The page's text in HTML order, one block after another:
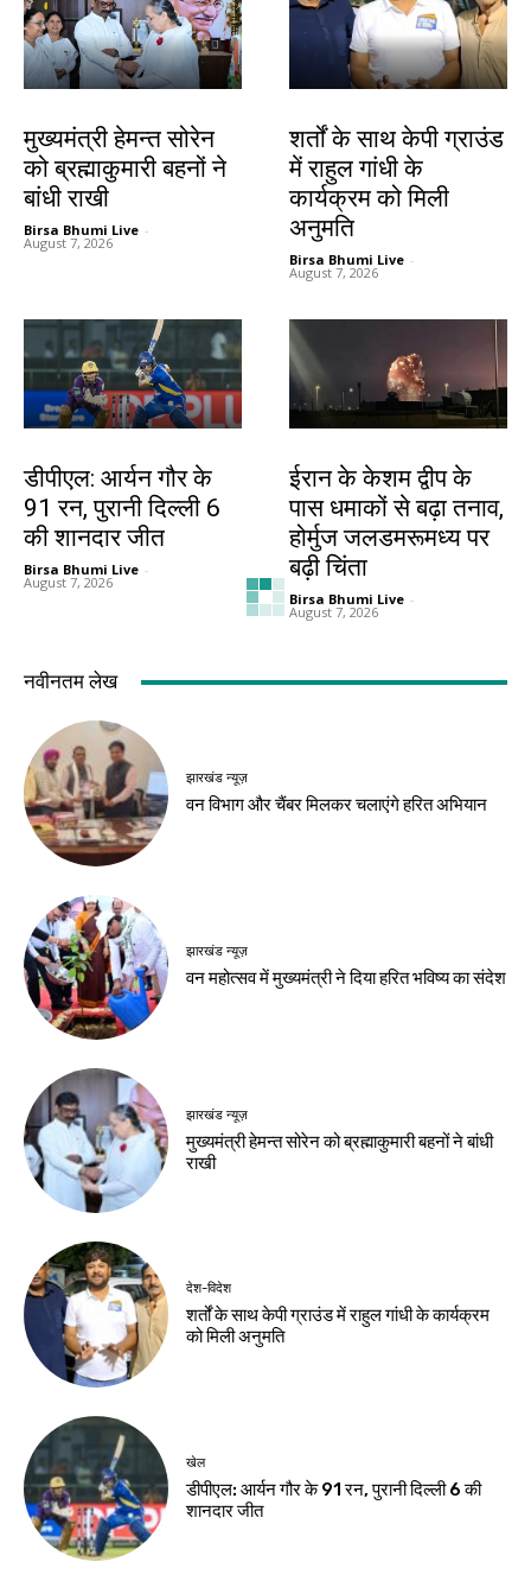
मुख्यमंत्री हेमन्त सोरेन
को ब्रह्माकुमारी बहनों ने
बांधी राखी
Birsa Bhumi Live -
August 7, 2026
शर्तों के साथ केपी ग्राउंड
में राहुल गांधी के
कार्यक्रम को मिली
अनुमति
Birsa Bhumi Live -
August 7, 2026
डीपीएल: आर्यन गौर के
91 रन, पुरानी दिल्ली 6
की शानदार जीत
Birsa Bhumi Live -
August 7, 2026
ईरान के केशम द्वीप के
पास धमाकों से बढ़ा तनाव,
होर्मुज जलडमरूमध्य पर
बढ़ी चिंता
Birsa Bhumi Live -
August 7, 2026
देश-विदेश
प्रधानमंत्री मोदी ने साझा
किया सुभाषित, सज्जन
से की
Birsa Bhumi Live -
August 7, 2026
देश-विदेश
छिंदवाड़ा से आज शुरू
देश-विदेश
राष्ट्रीय हथकरघा दिवस
पर प्रधानमंत्री ने बुनकरों
को दी शुभकामनाएं
Birsa Bhumi Live
August 7, 2026
नवीनतम लेख
वन विभाग और चैंबर मिलकर चलाएंगे हरित अभियान